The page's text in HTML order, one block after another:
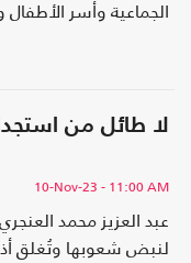
الجماعية وأسر
لا طائل من
10-Nov-23 - 11:00 AM
عبد العزيز محمد
لنبض شعوبها وتُغلق